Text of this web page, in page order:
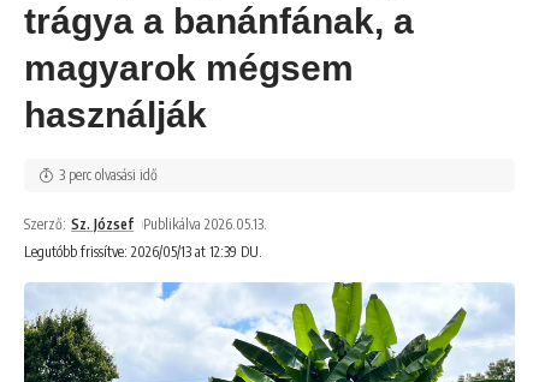
trágya a banánfának, a
magyarok mégsem
használják
Legutóbb frissítve: 2026/05/13 at 12:39 DU.
Szerző: Sz. József Publikálva 2026.05.13.
3 perc olvasási idő